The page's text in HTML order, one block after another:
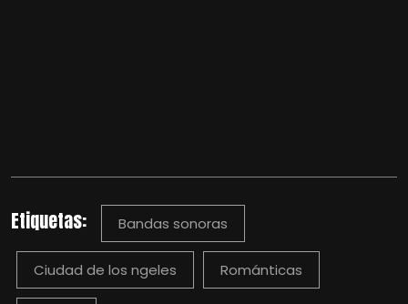
Etiquetas: Bandas sonoras
Ciudad de los ngeles Románticas